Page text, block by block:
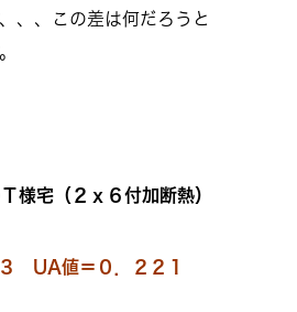
、、この差は何だろうと
様宅（２ｘ６付加断熱）
UA値＝０．２２１